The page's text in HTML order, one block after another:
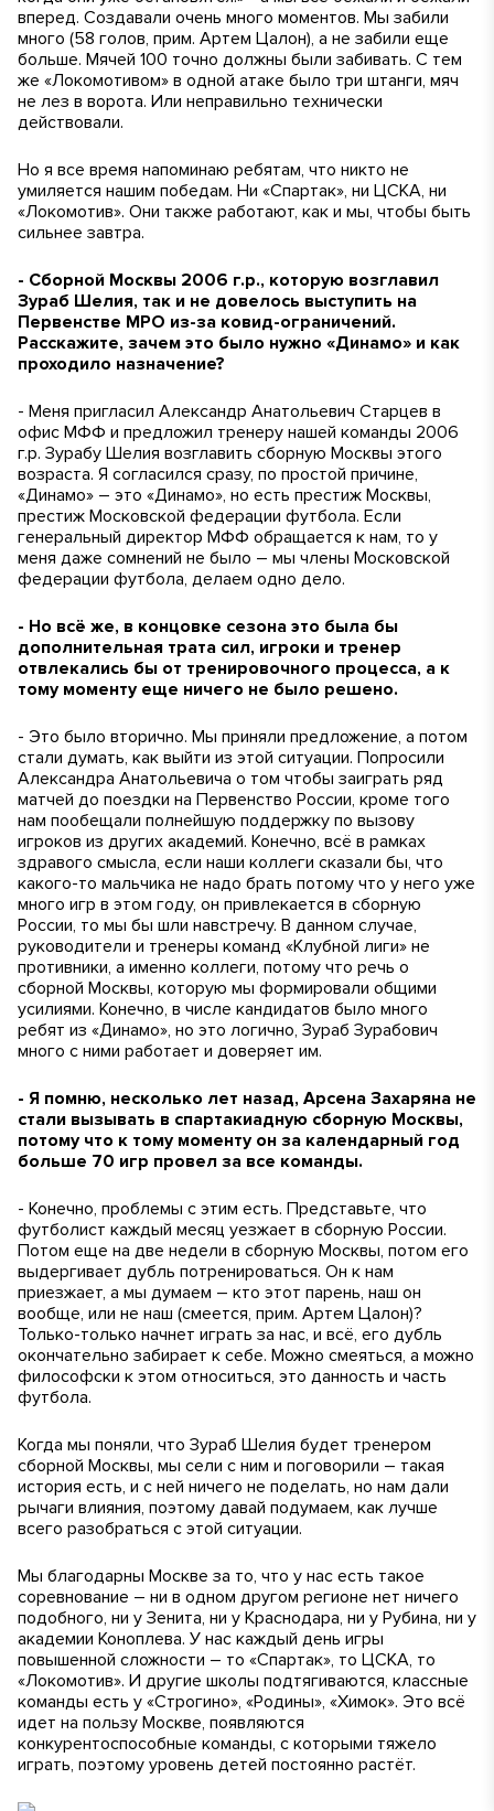
вперед. Создавали очень много моментов. Мы забили
много (58 голов, прим. Артем Цалон), а не забили еще
больше. Мячей 100 точно должны были забивать. С тем
же «Локомотивом» в одной атаке было три штанги, мяч
не лез в ворота. Или неправильно технически
действовали.
Но я все время напоминаю ребятам, что никто не
умиляется нашим победам. Ни «Спартак», ни ЦСКА, ни
«Локомотив». Они также работают, как и мы, чтобы быть
сильнее завтра.
- Сборной Москвы 2006 г.р., которую возглавил
Зураб Шелия, так и не довелось выступить на
Первенстве МРО из-за ковид-ограничений.
Расскажите, зачем это было нужно «Динамо» и как
проходило назначение?
- Меня пригласил Александр Анатольевич Старцев в
офис МФФ и предложил тренеру нашей команды 2006
г.р. Зурабу Шелия возглавить сборную Москвы этого
возраста. Я согласился сразу, по простой причине,
«Динамо» – это «Динамо», но есть престиж Москвы,
престиж Московской федерации футбола. Если
генеральный директор МФФ обращается к нам, то у
меня даже сомнений не было – мы члены Московской
федерации футбола, делаем одно дело.
- Но всё же, в концовке сезона это была бы
дополнительная трата сил, игроки и тренер
отвлекались бы от тренировочного процесса, а к
тому моменту еще ничего не было решено.
- Это было вторично. Мы приняли предложение, а потом
стали думать, как выйти из этой ситуации. Попросили
Александра Анатольевича о том чтобы заиграть ряд
матчей до поездки на Первенство России, кроме того
нам пообещали полнейшую поддержку по вызову
игроков из других академий. Конечно, всё в рамках
здравого смысла, если наши коллеги сказали бы, что
какого-то мальчика не надо брать потому что у него уже
много игр в этом году, он привлекается в сборную
России, то мы бы шли навстречу. В данном случае,
руководители и тренеры команд «Клубной лиги» не
противники, а именно коллеги, потому что речь о
сборной Москвы, которую мы формировали общими
усилиями. Конечно, в числе кандидатов было много
ребят из «Динамо», но это логично, Зураб Зурабович
много с ними работает и доверяет им.
- Я помню, несколько лет назад, Арсена Захаряна не
стали вызывать в спартакиадную сборную Москвы,
потому что к тому моменту он за календарный год
больше 70 игр провел за все команды.
- Конечно, проблемы с этим есть. Представьте, что
футболист каждый месяц уезжает в сборную России.
Потом еще на две недели в сборную Москвы, потом его
выдергивает дубль потренироваться. Он к нам
приезжает, а мы думаем – кто этот парень, наш он
вообще, или не наш (смеется, прим. Артем Цалон)?
Только-только начнет играть за нас, и всё, его дубль
окончательно забирает к себе. Можно смеяться, а можно
философски к этом относиться, это данность и часть
футбола.
Когда мы поняли, что Зураб Шелия будет тренером
сборной Москвы, мы сели с ним и поговорили – такая
история есть, и с ней ничего не поделать, но нам дали
рычаги влияния, поэтому давай подумаем, как лучше
всего разобраться с этой ситуации.
Мы благодарны Москве за то, что у нас есть такое
соревнование – ни в одном другом регионе нет ничего
подобного, ни у Зенита, ни у Краснодара, ни у Рубина, ни у
академии Коноплева. У нас каждый день игры
повышенной сложности – то «Спартак», то ЦСКА, то
«Локомотив». И другие школы подтягиваются, классные
команды есть у «Строгино», «Родины», «Химок». Это всё
идет на пользу Москве, появляются
конкурентоспособные команды, с которыми тяжело
играть, поэтому уровень детей постоянно растёт.